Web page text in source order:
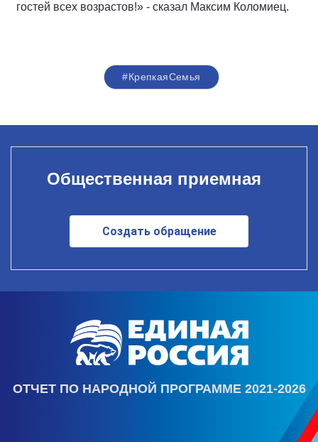
гостей всех возрастов!» - сказал Максим Коломиец.
#КрепкаяСемья
Общественная приемная
Создать обращение
ОТЧЕТ ПО НАРОДНОЙ ПРОГРАММЕ 2021-2026